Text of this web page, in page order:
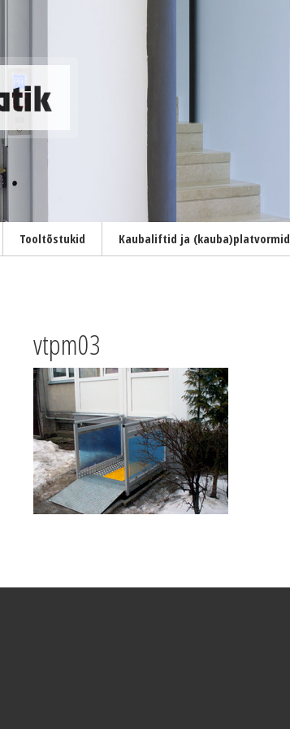
Tooltõstukid Kaubaliftid ja (kauba)platvormid
vtpm03